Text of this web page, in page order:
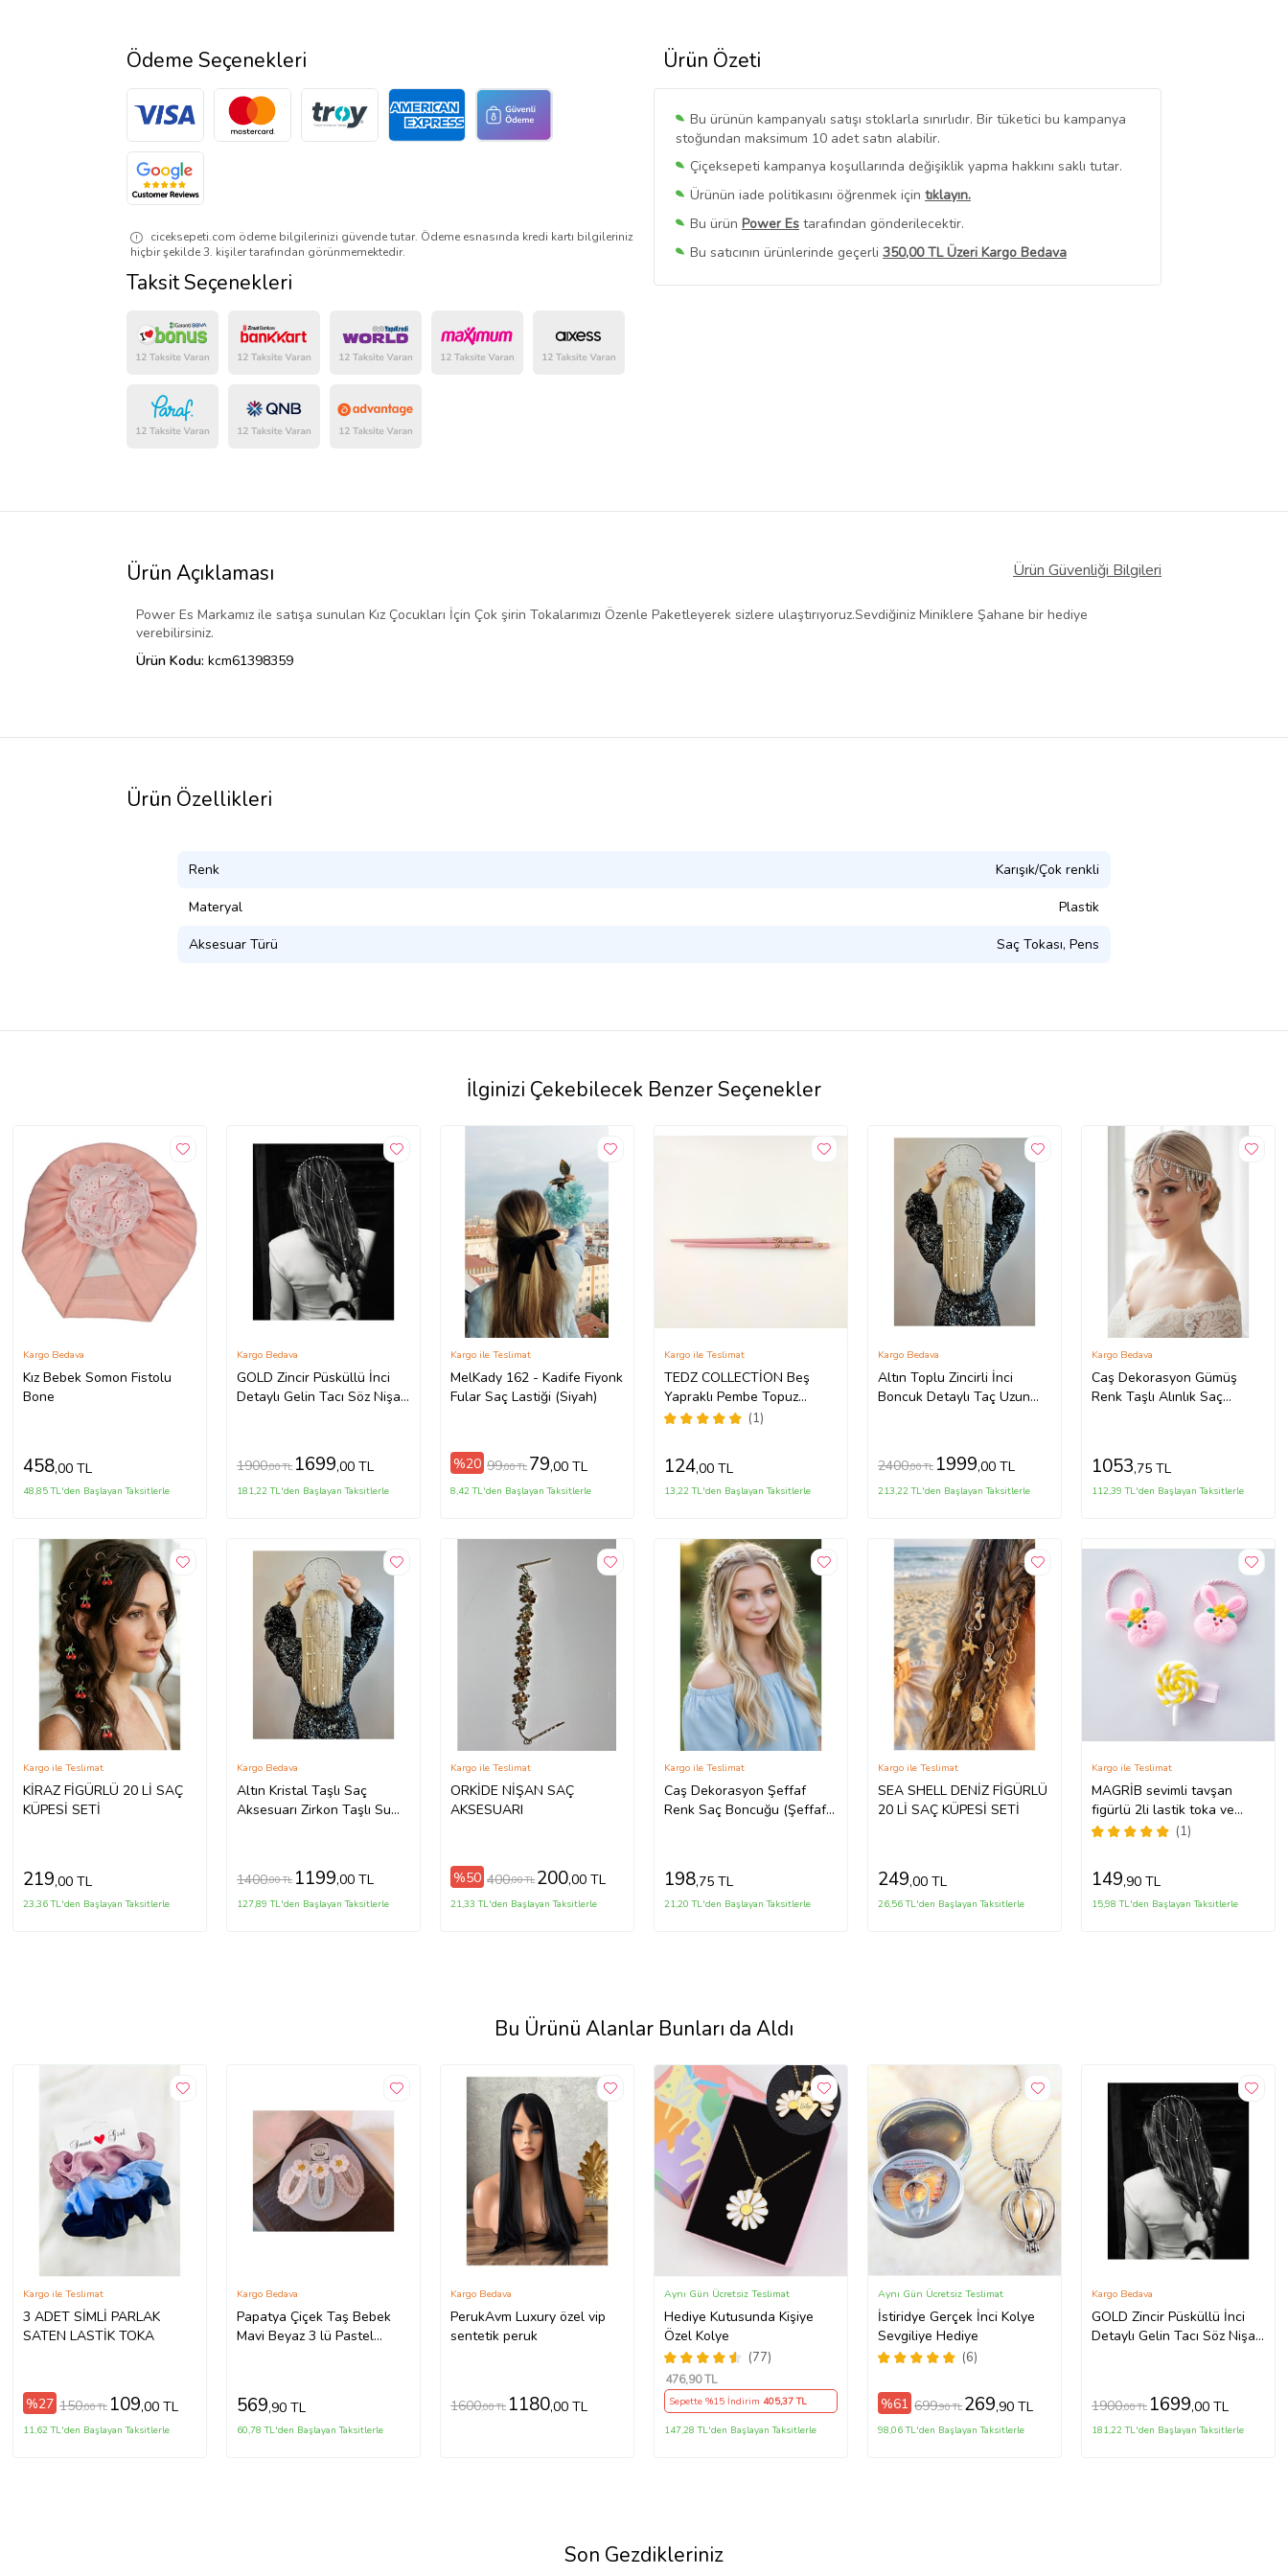
Ürün Özeti
Bu ürünün kampanyalı satışı stoklarla sınırlıdır. Bir tüketici bu kampanya
stoğundan maksimum 10 adet satın alabilir.
Çiçeksepeti kampanya koşullarında değişiklik yapma hakkını saklı tutar.
Ürünün iade politikasını öğrenmek için tıklayın.
Bu ürün Power Es tarafından gönderilecektir.
Bu satıcının ürünlerinde geçerli 350,00 TL Üzeri Kargo Bedava
Bu SatıcınınTüm Ürünlerini Görüntüle
Ödeme Seçenekleri
ciceksepeti.com ödeme bilgilerinizi güvende tutar. Ödeme esnasında kredi kartı bilgileriniz
hiçbir şekilde 3. kişiler tarafından görünmemektedir.
Taksit Seçenekleri
Ürün Açıklaması Ürün Güvenliği Bilgileri
Power Es Markamız ile satışa sunulan Kız Çocukları İçin Çok şirin Tokalarımızı Özenle Paketleyerek sizlere ulaştırıyoruz.Sevdiğiniz Miniklere Şahane bir hediye
verebilirsiniz.
Ürün Kodu: kcm61398359
Ürün Özellikleri
Renk Karışık/Çok renkli
Materyal Plastik
Aksesuar Türü Saç Tokası, Pens
İlginizi Çekebilecek Benzer Seçenekler
Kız Bebek Somon Fistolu
Bone
Kargo Bedava
458,00 TL
48,85 TL'den Başlayan Taksitlerle
GOLD Zincir Püsküllü İnci
Detaylı Gelin Tacı Söz Nişan
Kargo Bedava
1900,00 TL 1699,00 TL
181,22 TL'den Başlayan Taksitlerle
MelKady 162 - Kadife Fiyonk
Fular Saç Lastiği (Siyah)
Kargo ile Teslimat
%20 99,00 TL 79,00 TL
8,42 TL'den Başlayan Taksitlerle
TEDZ COLLECTİON Beş
Yapraklı Pembe Topuz
Çubuğu
(1)
Kargo ile Teslimat
124,00 TL
13,22 TL'den Başlayan Taksitlerle
Altın Toplu Zincirli İnci
Boncuk Detaylı Taç Uzun
Kargo Bedava
2400,00 TL 1999,00 TL
213,22 TL'den Başlayan Taksitlerle
Caş Dekorasyon Gümüş
Renk Taşlı Alınlık Saç
Kargo Bedava
1053,75 TL
112,39 TL'den Başlayan Taksitlerle
KİRAZ FİGÜRLÜ 20 Lİ SAÇ
KÜPESİ SETİ
Kargo ile Teslimat
219,00 TL
23,36 TL'den Başlayan Taksitlerle
Altın Kristal Taşlı Saç
Aksesuarı Zirkon Taşlı Su
Kargo Bedava
1400,00 TL 1199,00 TL
127,89 TL'den Başlayan Taksitlerle
ORKİDE NİŞAN SAÇ
AKSESUARI
Kargo ile Teslimat
%50 400,00 TL 200,00 TL
21,33 TL'den Başlayan Taksitlerle
Caş Dekorasyon Şeffaf
Renk Saç Boncuğu (Şeffaf
Kargo ile Teslimat
198,75 TL
21,20 TL'den Başlayan Taksitlerle
SEA SHELL DENİZ FİGÜRLÜ
20 Lİ SAÇ KÜPESİ SETİ
Kargo ile Teslimat
249,00 TL
26,56 TL'den Başlayan Taksitlerle
MAGRİB sevimli tavşan
figürlü 2li lastik toka ve
lolipop şeker figürlü pens
(1)
Kargo ile Teslimat
149,90 TL
15,98 TL'den Başlayan Taksitlerle
Bu Ürünü Alanlar Bunları da Aldı
3 ADET SİMLİ PARLAK
SATEN LASTİK TOKA
Kargo ile Teslimat
%27 150,00 TL 109,00 TL
11,62 TL'den Başlayan Taksitlerle
Papatya Çiçek Taş Bebek
Mavi Beyaz 3 lü Pastel
(Çok Renkli)
Kargo Bedava
569,90 TL
60,78 TL'den Başlayan Taksitlerle
PerukAvm Luxury özel vip
sentetik peruk
Kargo Bedava
1600,00 TL 1180,00 TL
Hediye Kutusunda Kişiye
Özel Kolye
(77)
Aynı Gün Ücretsiz Teslimat
476,90 TL
Sepette %15 İndirim 405,37 TL
147,28 TL'den Başlayan Taksitlerle
İstiridye Gerçek İnci Kolye
Sevgiliye Hediye
(6)
Aynı Gün Ücretsiz Teslimat
%61 699,90 TL 269,90 TL
98,06 TL'den Başlayan Taksitlerle
GOLD Zincir Püsküllü İnci
Detaylı Gelin Tacı Söz Nişan
Kargo Bedava
1900,00 TL 1699,00 TL
181,22 TL'den Başlayan Taksitlerle
Son Gezdikleriniz